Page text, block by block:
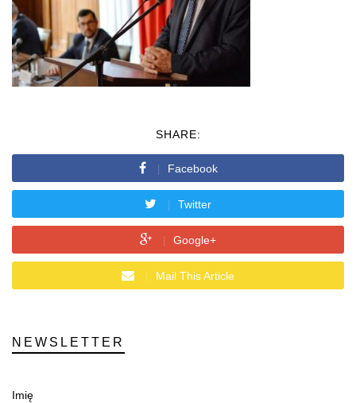
SHARE:
Facebook
Twitter
Google+
Mail This Article
NEWSLETTER
Imię